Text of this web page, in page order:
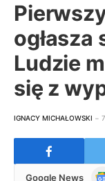
ogłasza
Ludzie
się z
IGNACY MICHAŁOWSKI
Google News